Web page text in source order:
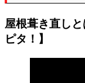
屋根葺き直し
ピタ！】